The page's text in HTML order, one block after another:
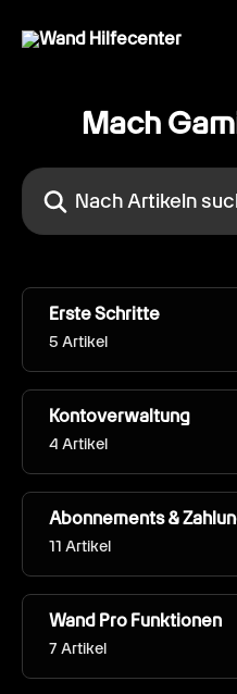
Mach
Nach Artikeln suchen …
Erste Schritte
5 Artikel
Kontoverwaltung
4 Artikel
Abonnements &
11 Artikel
Wand Pro Funktionen
7 Artikel